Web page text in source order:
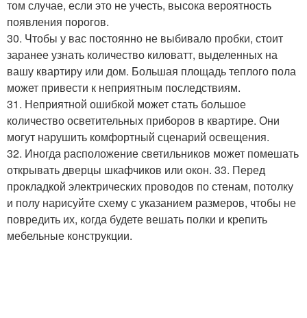
том случае, если это не учесть, высока вероятность
появления порогов.
30. Чтобы у вас постоянно не выбивало пробки, стоит
заранее узнать количество киловатт, выделенных на
вашу квартиру или дом. Большая площадь теплого пола
может привести к неприятным последствиям.
31. Неприятной ошибкой может стать большое
количество осветительных приборов в квартире. Они
могут нарушить комфортный сценарий освещения.
32. Иногда расположение светильников может помешать
открывать дверцы шкафчиков или окон. 33. Перед
прокладкой электрических проводов по стенам, потолку
и полу нарисуйте схему с указанием размеров, чтобы не
повредить их, когда будете вешать полки и крепить
мебельные конструкции.